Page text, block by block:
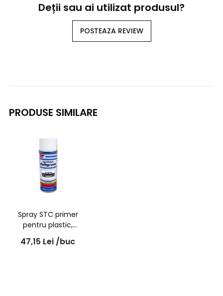
Deții sau ai utilizat produsul?
POSTEAZA REVIEW
PRODUSE SIMILARE
Spray STC primer
pentru plastic,
promotor de
aderenta transparent,
47,15 Lei /buc